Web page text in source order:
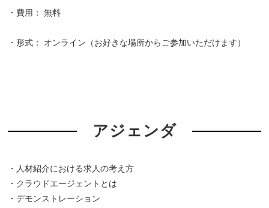
・費用： 無料
・形式： オンライン（お好きな場所からご参加いただけます）
アジェンダ
・人材紹介における求人の考え方
・クラウドエージェントとは
・デモンストレーション